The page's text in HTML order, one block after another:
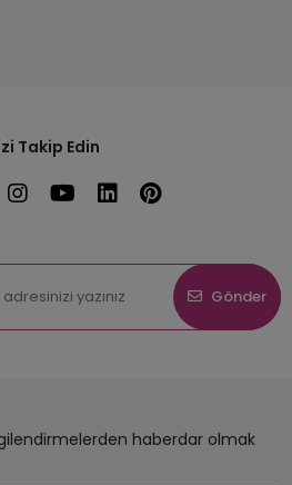
Takip Edin
Gönder
haberdar olmak